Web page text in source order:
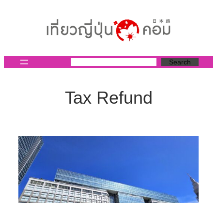
Search
Tax Refund